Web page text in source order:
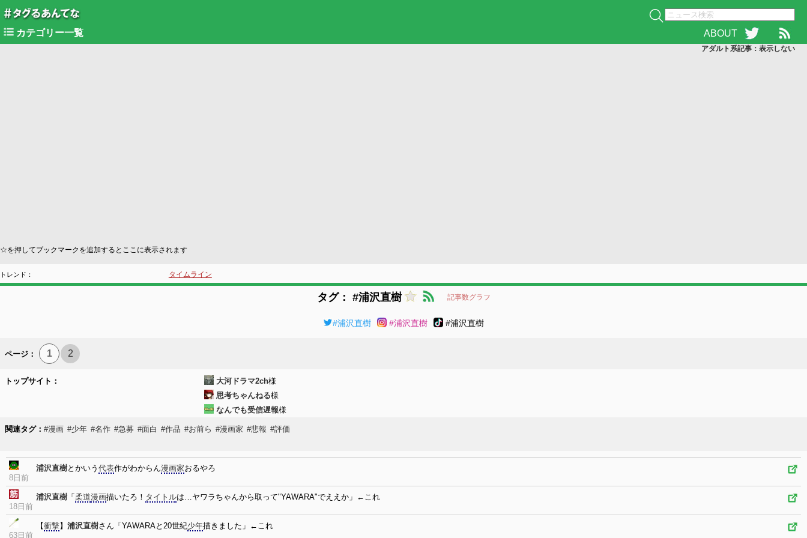
カテゴリー一覧 ABOUT
アダルト系記事：表示しない
☆を押してブックマークを追加するとここに表示されます
タイムライン
トレンド：
タグ： #浦沢直樹 記事数グラフ
#浦沢直樹 #浦沢直樹 #浦沢直樹
ページ： 1 2
トップサイト： 大河ドラマ2ch様
思考ちゃんねる様
なんでも受信遅報様
関連タグ： #漫画 #少年 #名作 #急募 #面白 #作品 #お前ら #漫画家 #悲報 #評価
8日前
浦沢直樹とかいう 代表作がわからん漫画家おるやろ
18日前
浦沢直樹 「 柔道漫画描いたろ！ タイトルは…ヤワラちゃんから取って"YAWARA"でええか」←これ
63日前
【衝撃】 浦沢直樹さん「YAWARAと20世紀少年描きました」←これ